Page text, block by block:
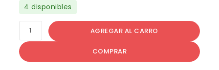
4 disponibles
AGREGAR AL CARRO
COMPRAR